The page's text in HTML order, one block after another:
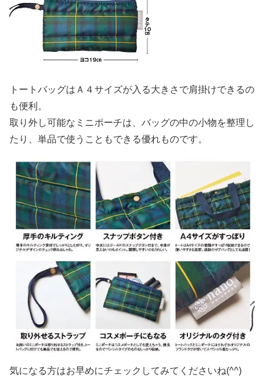
トートバッグはＡ４サイズが入る大きさで肩掛けできるの
も便利。
取り外し可能なミニポーチは、バッグの中の小物を整理し
たり、単品で使うこともできる優れものです。
気になる方はお早めにチェックしてみてくださいね(^^)